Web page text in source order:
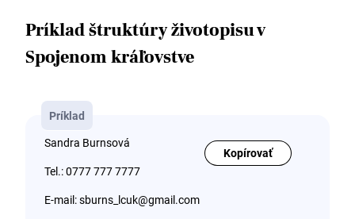
Príklad štruktúry životopisu v
Spojenom kráľovstve
Príklad
Kopírovať
Sandra Burnsová
Tel.: 0777 777 7777
E-mail: sburns_lcuk@gmail.com